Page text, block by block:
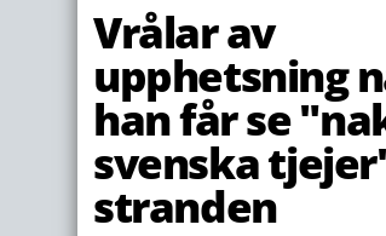
Vrålar av
upphetsning
han får se
svenska
stranden